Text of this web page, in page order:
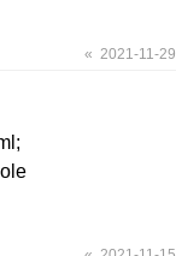
« 2021-11-29